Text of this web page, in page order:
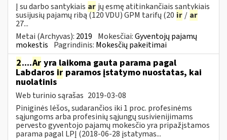
Į su darbo santykiais ar jų esmę atitinkančiais santykiais
susijusių pajamų ribą (120 VDU) GPM tarifų (20 ir / ar
27...
Metai (Archyvas): 2019 Mokesčiai:Gyventojų pajamų
mokestis Pagrindinis: Mokesčių pakeitimai
2....Ar yra laikoma gauta parama pagal
Labdaros ir paramos įstatymo nuostatas, kai
nuolatinis
Web turinio sąrašas 2019-03-08
Piniginės lėšos, sudarančios iki 1 proc. profesinėms
sąjungoms arba profesinių sąjungų susivienijimams
pervesto gyventojo pajamų mokesčio yra pripažįstamos
parama pagal LPĮ (2018-06-28 įstatymas...